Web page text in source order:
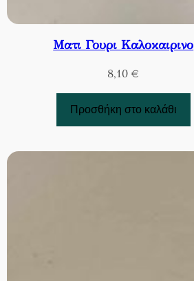
Ματι Γουρι Καλοκαιρινο
8,10 €
Προσθήκη στο καλάθι